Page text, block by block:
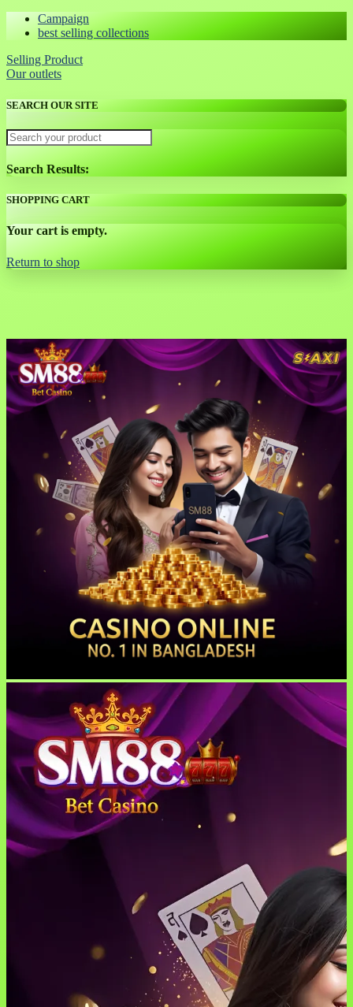
Campaign
best selling collections
Selling Product
Our outlets
SEARCH OUR SITE
Search Results:
SHOPPING CART
Your cart is empty.
Return to shop